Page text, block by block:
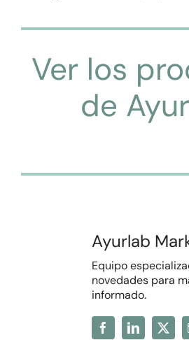
Ver los
de
Ayurlab
Equipo
novedades para
informado.